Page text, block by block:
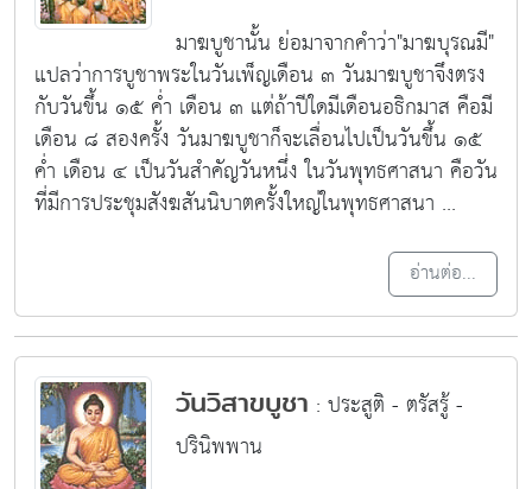
มาฆบูชานั้น ย่อมาจากคำว่า"มาฆบุรณมี"
แปลว่าการบูชาพระในวันเพ็ญเดือน ๓ วันมาฆบูชาจึงตรง
กับวันขึ้น ๑๕ ค่ำ เดือน ๓ แต่ถ้าปีใดมีเดือนอธิกมาส คือมี
เดือน ๘ สองครั้ง วันมาฆบูชาก็จะเลื่อนไปเป็นวันขึ้น ๑๕
ค่ำ เดือน ๔ เป็นวันสำคัญวันหนึ่ง ในวันพุทธศาสนา คือวัน
ที่มีการประชุมสังฆสันนิบาตครั้งใหญ่ในพุทธศาสนา ...
อ่านต่อ...
วันวิสาขบูชา : ประสูติ - ตรัสรู้ -
ปรินิพพาน